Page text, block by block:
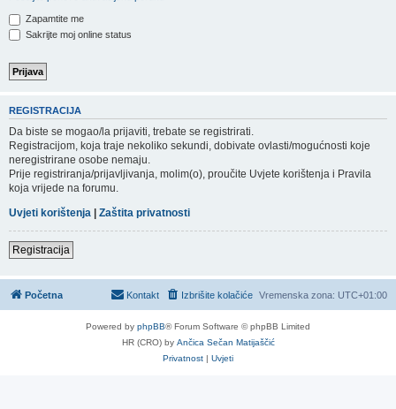
Zapamtite me
Sakrijte moj online status
REGISTRACIJA
Da biste se mogao/la prijaviti, trebate se registrirati.
Registracijom, koja traje nekoliko sekundi, dobivate ovlasti/mogućnosti koje
neregistrirane osobe nemaju.
Prije registriranja/prijavljivanja, molim(o), proučite Uvjete korištenja i Pravila
koja vrijede na forumu.
Uvjeti korištenja | Zaštita privatnosti
Registracija
Početna Vremenska zona: UTC+01:00
Izbrišite kolačiće
Kontakt
Powered by phpBB® Forum Software © phpBB Limited
HR (CRO) by Ančica Sečan Matijaščić
Privatnost | Uvjeti